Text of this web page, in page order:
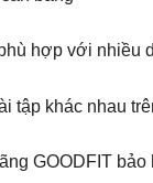
hợp với nhiều
tập khác nhau
GOODFIT bảo